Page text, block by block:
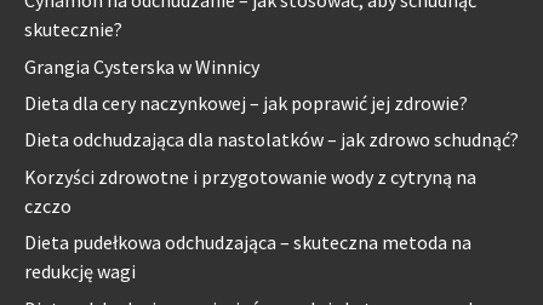
skutecznie?
Grangia Cysterska w Winnicy
Dieta dla cery naczynkowej – jak poprawić jej zdrowie?
Dieta odchudzająca dla nastolatków – jak zdrowo schudnąć?
Korzyści zdrowotne i przygotowanie wody z cytryną na
czczo
Dieta pudełkowa odchudzająca – skuteczna metoda na
redukcję wagi